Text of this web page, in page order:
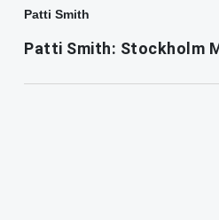
Patti Smith
Patti Smith: Stockholm